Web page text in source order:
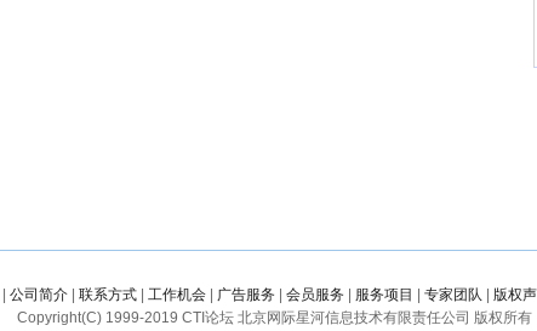
公司简介 联系方式 工作机会 广告服务 会员服务 服务项目 专家团队
版权
Copyright(C) 1999-2019 CTI论坛 北京网际星河信息技术有限责任公司 版权所有